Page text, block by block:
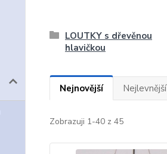
LOUTKY s dřevěnou
hlavičkou
Nejnovější Nejlevnější
Zobrazuji 1-40 z 45